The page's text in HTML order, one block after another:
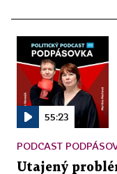
55:23
PODCAST
Utajený